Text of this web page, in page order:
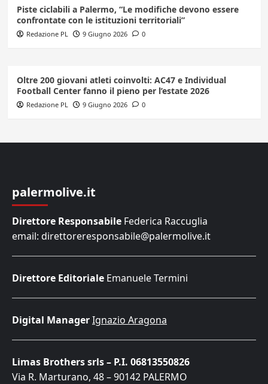
Piste ciclabili a Palermo, “Le modifiche devono essere
confrontate con le istituzioni territoriali”
Redazione PL 9 Giugno 2026 0
Oltre 200 giovani atleti coinvolti: AC47 e Individual
Football Center fanno il pieno per l’estate 2026
Redazione PL 9 Giugno 2026 0
palermolive.it
Direttore Responsabile Federica Raccuglia
email: direttoreresponsabile@palermolive.it
Direttore Editoriale Emanuele Termini
Digital ManagerIgnazio Aragona
Limas Brothers srls – P.I. 06813550826
Via R. Marturano, 48 – 90142 PALERMO